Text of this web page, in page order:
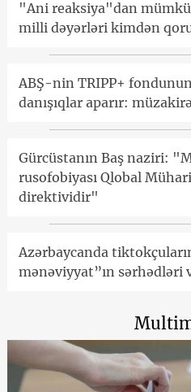
"Ani reaksiya"dan
milli dəyərləri kimdən
ABŞ-nin TRIPP+
danışıqlar aparır:
Gürcüstanın Baş naziri:
rusofobiyası Qlobal
direktividir"
Azərbaycanda
mənəviyyat”ın sərhədləri